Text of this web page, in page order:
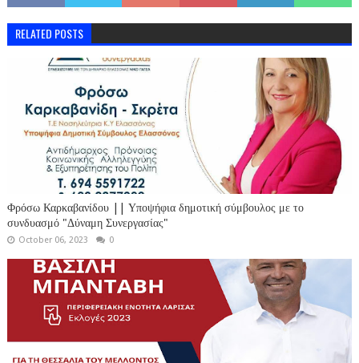
RELATED POSTS
Φρόσω Καρκαβανίδου || Υποψήφια δημοτική σύμβουλος με το
συνδυασμό "Δύναμη Συνεργασίας"
October 06, 2023 0